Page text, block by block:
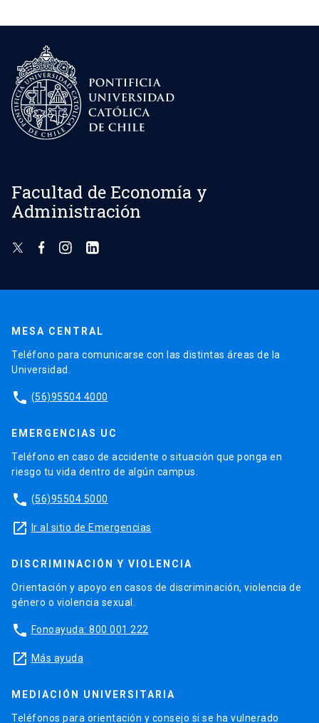
Facultad de Economía y
Administración
MESA CENTRAL
Teléfono para comunicarse con las distintas áreas de la
Universidad.
phone (56)95504 4000
EMERGENCIAS UC
Teléfono en caso de accidente o situación que ponga en
riesgo tu vida dentro de algún campus.
phone (56)95504 5000
launch Ir al sitio de Emergencias
DISCRIMINACIÓN Y VIOLENCIA
Orientación y apoyo en casos de discriminación, violencia de
género o violencia sexual.
phone Fonoayuda: 800 001 222
launch Más ayuda
MEDIACIÓN UNIVERSITARIA
Teléfonos para orientación y consejo si se ha vulnerado